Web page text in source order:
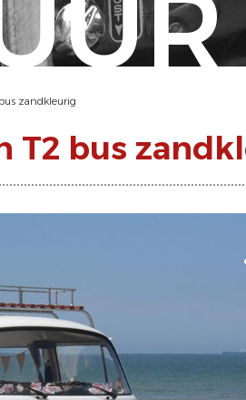
zandkleurig
T2 bus